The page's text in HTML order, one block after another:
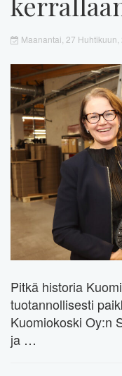
Maanantai, 27 Huhtikuun,
Pitkä historia
tuotannollisesti
Kuomiokoski
ja …